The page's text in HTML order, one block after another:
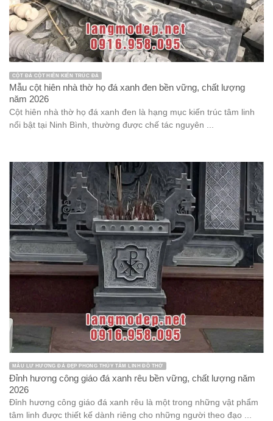
CỘT ĐÁ CỘT HIÊN KIẾN TRÚC ĐÁ
Mẫu cột hiên nhà thờ họ đá xanh đen bền vững, chất lượng
năm 2026
Cột hiên nhà thờ họ đá xanh đen là hạng mục kiến trúc tâm linh
nổi bật tại Ninh Bình, thường được chế tác nguyên ...
MẪU LƯ HƯƠNG ĐÁ ĐẸP PHONG THỦY TÂM LINH ĐỒ THỜ
Đỉnh hương công giáo đá xanh rêu bền vững, chất lượng năm
2026
Đỉnh hương công giáo đá xanh rêu là một trong những vật phẩm
tâm linh được thiết kế dành riêng cho những người theo đạo ...